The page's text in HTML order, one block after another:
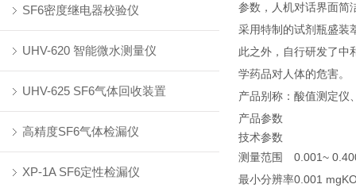
SF6密度继电器校验仪
UHV-620 智能微水测量仪
UHV-625 SF6气体回收装置
高精度SF6气体检漏仪
XP-1A SF6定性检漏仪
参数，人机对话界面简
采用特制的试剂瓶盛装
此之外，自行研发了中
学药品对人体的危害。
产品别称：酸值测定仪
产品参数
技术参数
测量范围
0.001~
最小分辨率0.001